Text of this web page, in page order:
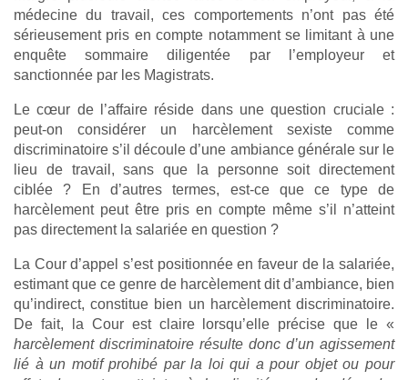
médecine du travail, ces comportements n’ont pas été
sérieusement pris en compte notamment se limitant à une
enquête sommaire diligentée par l’employeur et
sanctionnée par les Magistrats.
Le cœur de l’affaire réside dans une question cruciale :
peut-on considérer un harcèlement sexiste comme
discriminatoire s’il découle d’une ambiance générale sur le
lieu de travail, sans que la personne soit directement
ciblée ? En d’autres termes, est-ce que ce type de
harcèlement peut être pris en compte même s’il n’atteint
pas directement la salariée en question ?
La Cour d’appel s’est positionnée en faveur de la salariée,
estimant que ce genre de harcèlement dit d’ambiance, bien
qu’indirect, constitue bien un harcèlement discriminatoire.
De fait, la Cour est claire lorsqu’elle précise que le «
harcèlement discriminatoire résulte donc d’un agissement
lié à un motif prohibé par la loi qui a pour objet ou pour